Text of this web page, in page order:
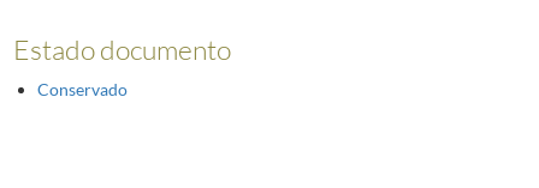
Estado documento
Conservado